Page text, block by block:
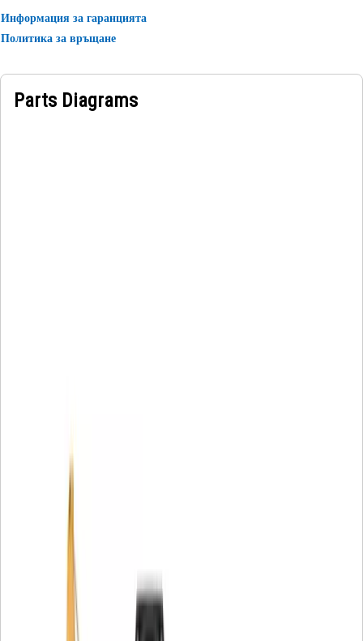
Информация за гаранцията
Политика за връщане
Parts Diagrams